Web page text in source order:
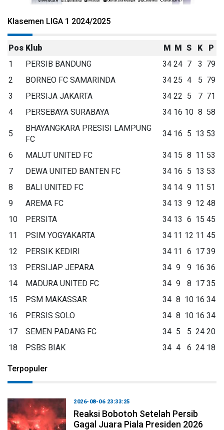
Klasemen LIGA 1 2024/2025
Pos Klub M M S K
P
1
PERSIB BANDUNG 34 24 7 3 79
2
BORNEO FC SAMARINDA 34 25 4 5 79
3
PERSIJA JAKARTA 34 22 5 7 71
4
PERSEBAYA SURABAYA 34 16 10 8 58
5
BHAYANGKARA PRESISI LAMPUNG
FC
34 16 5 13 53
6 MALUT UNITED FC 34 15 8 11 53
7
DEWA UNITED BANTEN FC 34 16 5 13 53
8
BALI UNITED FC 34 14 9 11 51
9
AREMA FC 34 13 9 12 48
10
PERSITA 34 13 6 15 45
11
PSIM YOGYAKARTA 34 11 12 11 45
12
PERSIK KEDIRI 34 11 6 17 39
13
PERSIJAP JEPARA 34 9 9 16 36
14
MADURA UNITED FC 34 9 8 17 35
15
PSM MAKASSAR 34 8 10 16 34
16
PERSIS SOLO 34 8 10 16 34
17
SEMEN PADANG FC 34 5 5 24 20
18
PSBS BIAK 34 4 6 24 18
Terpopuler
2026-08-06 23:33:25
Reaksi Bobotoh Setelah Persib
Gagal Juara Piala Presiden 2026